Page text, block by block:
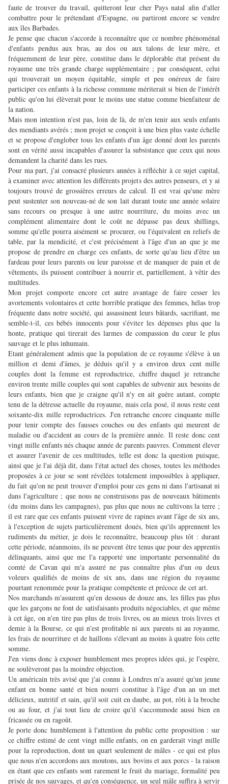
faute de trouver du travail, quitteront leur cher Pays natal afin d'aller
combattre pour le prétendant d'Espagne, ou partiront encore se vendre
aux îles Barbades.
Je pense que chacun s'accorde à reconnaître que ce nombre phénoménal
d'enfants pendus aux bras, au dos ou aux talons de leur mère, et
fréquemment de leur père, constitue dans le déplorable état présent du
royaume une très grande charge supplémentaire ; par conséquent, celui
qui trouverait un moyen équitable, simple et peu onéreux de faire
participer ces enfants à la richesse commune mériterait si bien de l'intérêt
public qu'on lui élèverait pour le moins une statue comme bienfaiteur de
la nation.
Mais mon intention n'est pas, loin de là, de m'en tenir aux seuls enfants
des mendiants avérés ; mon projet se conçoit à une bien plus vaste échelle
et se propose d'englober tous les enfants d'un âge donné dont les parents
sont en vérité aussi incapables d'assurer la subsistance que ceux qui nous
demandent la charité dans les rues.
Pour ma part, j'ai consacré plusieurs années à réfléchir à ce sujet capital,
à examiner avec attention les différents projets des autres penseurs, et y ai
toujours trouvé de grossières erreurs de calcul. Il est vrai qu'une mère
peut sustenter son nouveau-né de son lait durant toute une année solaire
sans recours ou presque à une autre nourriture, du moins avec un
complément alimentaire dont le coût ne dépasse pas deux shillings,
somme qu'elle pourra aisément se procurer, ou l'équivalent en reliefs de
table, par la mendicité, et c'est précisément à l'âge d'un an que je me
propose de prendre en charge ces enfants, de sorte qu'au lieu d'être un
fardeau pour leurs parents ou leur paroisse et de manquer de pain et de
vêtements, ils puissent contribuer à nourrir et, partiellement, à vêtir des
multitudes.
Mon projet comporte encore cet autre avantage de faire cesser les
avortements volontaires et cette horrible pratique des femmes, hélas trop
fréquente dans notre société, qui assassinent leurs bâtards, sacrifiant, me
semble-t-il, ces bébés innocents pour s'éviter les dépenses plus que la
honte, pratique qui tirerait des larmes de compassion du cœur le plus
sauvage et le plus inhumain.
Etant généralement admis que la population de ce royaume s'élève à un
million et demi d'âmes, je déduis qu'il y a environ deux cent mille
couples dont la femme est reproductrice, chiffre duquel je retranche
environ trente mille couples qui sont capables de subvenir aux besoins de
leurs enfants, bien que je craigne qu'il n'y en ait guère autant, compte
tenu de la détresse actuelle du royaume, mais cela posé, il nous reste cent
soixante-dix mille reproductrices. J'en retranche encore cinquante mille
pour tenir compte des fausses couches ou des enfants qui meurent de
maladie ou d'accident au cours de la première année. Il reste donc cent
vingt mille enfants nés chaque année de parents pauvres. Comment élever
et assurer l'avenir de ces multitudes, telle est donc la question puisque,
ainsi que je l'ai déjà dit, dans l'état actuel des choses, toutes les méthodes
proposées à ce jour se sont révélées totalement impossibles à appliquer,
du fait qu'on ne peut trouver d'emploi pour ces gens ni dans l'artisanat ni
dans l'agriculture ; que nous ne construisons pas de nouveaux bâtiments
(du moins dans les campagnes), pas plus que nous ne cultivons la terre ;
il est rare que ces enfants puissent vivre de rapines avant l'âge de six ans,
à l'exception de sujets particulièrement doués, bien qu'ils apprennent les
rudiments du métier, je dois le reconnaître, beaucoup plus tôt : durant
cette période, néanmoins, ils ne peuvent être tenus que pour des apprentis
délinquants, ainsi que me l'a rapporté une importante personnalité du
comté de Cavan qui m'a assuré ne pas connaître plus d'un ou deux
voleurs qualifiés de moins de six ans, dans une région du royaume
pourtant renommée pour la pratique compétente et précoce de cet art.
Nos marchands m'assurent qu'en dessous de douze ans, les filles pas plus
que les garçons ne font de satisfaisants produits négociables, et que même
à cet âge, on n'en tire pas plus de trois livres, ou au mieux trois livres et
demie à la Bourse, ce qui n'est profitable ni aux parents ni au royaume,
les frais de nourriture et de haillons s'élevant au moins à quatre fois cette
somme.
J'en viens donc à exposer humblement mes propres idées qui, je l'espère,
ne soulèveront pas la moindre objection.
Un américain très avisé que j'ai connu à Londres m'a assuré qu'un jeune
enfant en bonne santé et bien nourri constitue à l'âge d'un an un met
délicieux, nutritif et sain, qu'il soit cuit en daube, au pot, rôti à la broche
ou au four, et j'ai tout lieu de croire qu'il s'accommode aussi bien en
fricassée ou en ragoût.
Je porte donc humblement à l'attention du public cette proposition : sur
ce chiffre estimé de cent vingt mille enfants, on en garderait vingt mille
pour la reproduction, dont un quart seulement de mâles - ce qui est plus
que nous n'en accordons aux moutons, aux bovins et aux porcs - la raison
en étant que ces enfants sont rarement le fruit du mariage, formalité peu
prisée de nos sauvages, et qu'en conséquence, un seul mâle suffira à servir